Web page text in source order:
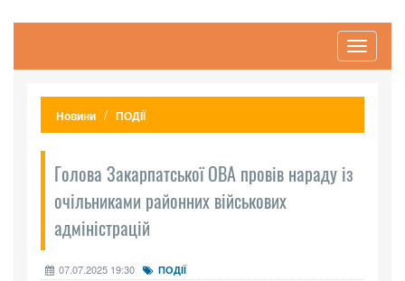
Toggle
Новини ПОДІЇ
Голова Закарпатської ОВА провів нараду із
очільниками районних військових
адміністрацій
07.07.2025 19:30 ПОДІЇ